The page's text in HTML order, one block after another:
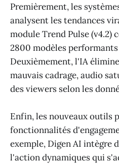
Premièrement, les
analysent les tendances
module Trend Pulse (v4.2)
2800 modèles
Deuxièmement, l'IA
mauvais cadrage, audio
des viewers selon les
Enfin, les nouveaux outils
fonctionnalités
exemple, Digen AI intègre
l'action dynamiques qui